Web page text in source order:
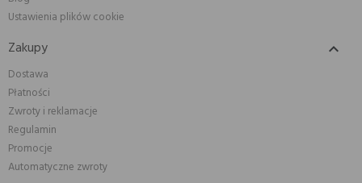
Ustawienia plików cookie
Zakupy 
Dostawa
Płatności
Zwroty i reklamacje
Regulamin
Promocje
Automatyczne zwroty